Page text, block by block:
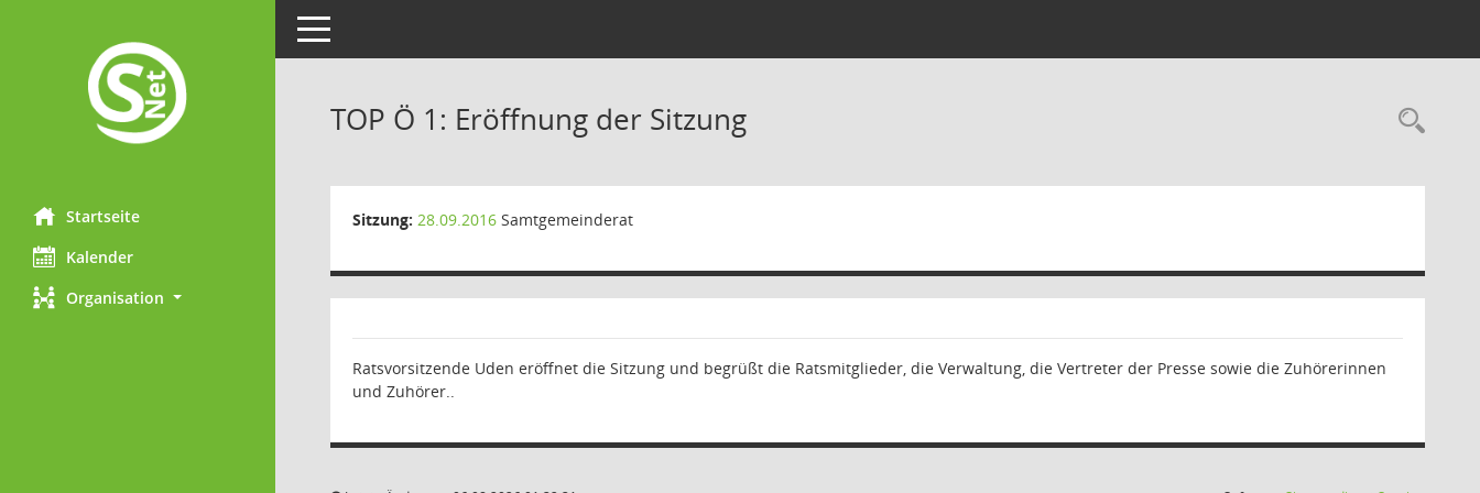
Startseite
Kalender
Organisation
Toggle navigation
TOP Ö 1: Eröffnung der Sitzung
Sitzung: 28.09.2016 Samtgemeinderat
Ratsvorsitzende Uden eröffnet die Sitzung und begrüßt die Ratsmitglieder, die Verwaltung, die Vertreter der Presse sowie die Zuhörerinnen
und Zuhörer..